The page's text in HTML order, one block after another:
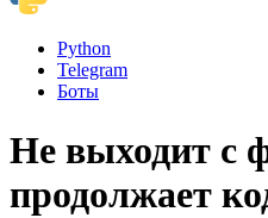
Python
Telegram
Боты
Не выходит с
продолжает